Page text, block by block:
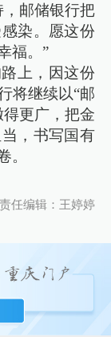
邮储银行把
染。愿这份
福。”
上，因这份
将继续以“邮
更广，把金
，书写国有
。
责任编辑：王婷婷